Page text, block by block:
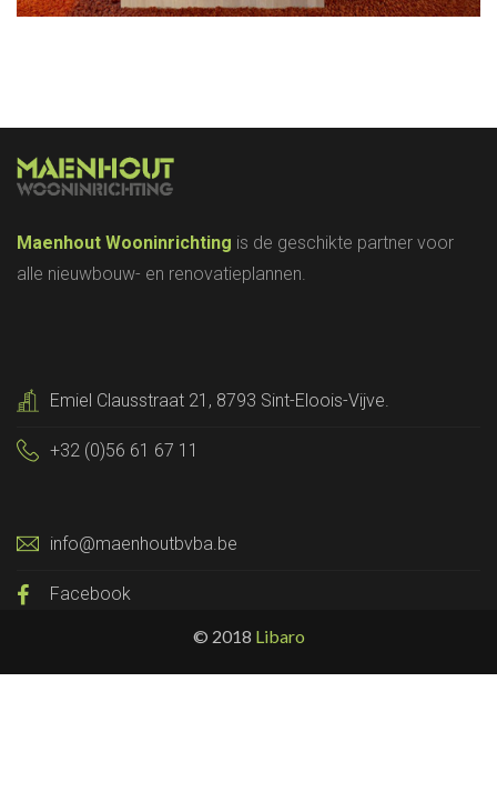
Maenhout Wooninrichting is de geschikte partner voor
alle nieuwbouw- en renovatieplannen.
Emiel Clausstraat 21, 8793 Sint-Eloois-Vijve.
+32 (0)56 61 67 11
info@maenhoutbvba.be
Facebook
© 2018 Libaro